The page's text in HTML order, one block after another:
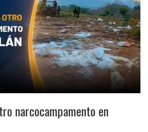
narcocampamento en